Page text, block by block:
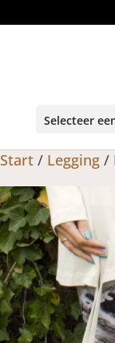
Selecteer
Start / Legging /